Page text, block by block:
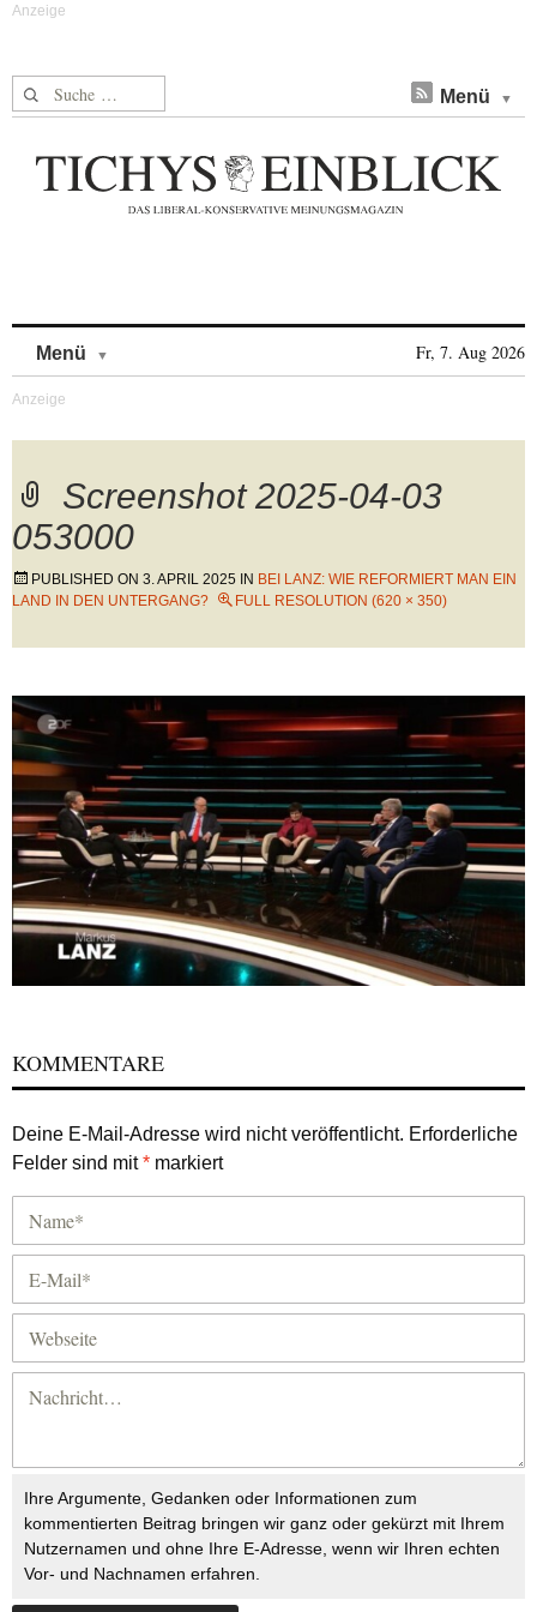
Suche nach: Menü
Menü Fr, 7. Aug 2026
Screenshot 2025-04-03
053000
PUBLISHED ON 3. APRIL 2025 IN BEI LANZ: WIE REFORMIERT MAN EIN
LAND IN DEN UNTERGANG?
FULL RESOLUTION (620 × 350)
KOMMENTARE
Deine E-Mail-Adresse wird nicht veröffentlicht. Erforderliche
Felder sind mit* markiert
Ihre Argumente, Gedanken oder Informationen zum
kommentierten Beitrag bringen wir ganz oder gekürzt mit Ihrem
Nutzernamen und ohne Ihre E-Adresse, wenn wir Ihren echten
Vor- und Nachnamen erfahren.